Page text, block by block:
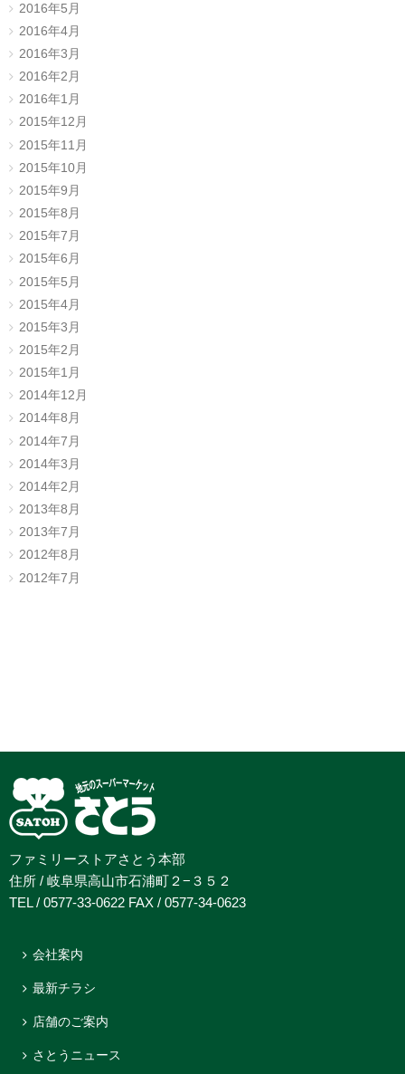
2016年5月
2016年4月
2016年3月
2016年2月
2016年1月
2015年12月
2015年11月
2015年10月
2015年9月
2015年8月
2015年7月
2015年6月
2015年5月
2015年4月
2015年3月
2015年2月
2015年1月
2014年12月
2014年8月
2014年7月
2014年3月
2014年2月
2013年8月
2013年7月
2012年8月
2012年7月
ファミリーストアさとう本部
住所 / 岐阜県高山市石浦町２−３５２
TEL / 0577-33-0622 FAX / 0577-34-0623
会社案内
最新チラシ
店舗のご案内
さとうニュース